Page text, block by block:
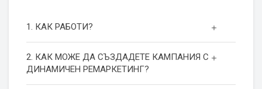
1. КАК РАБОТИ?
2. КАК МОЖЕ ДА СЪЗДАДЕТЕ КАМПАНИЯ С
ДИНАМИЧЕН РЕМАРКЕТИНГ?